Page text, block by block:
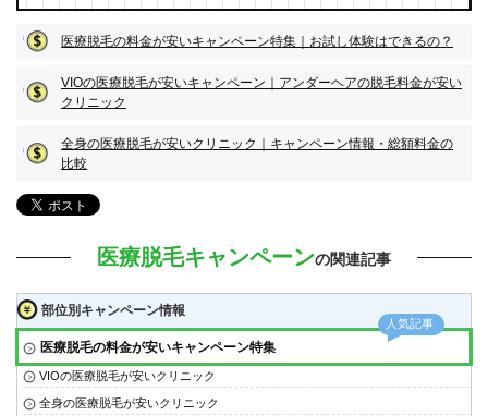
医療脱毛の料金が安いキャンペーン特集｜お試し体験はできるの？
VIOの医療脱毛が安いキャンペーン｜アンダーヘアの脱毛料金が安い
クリニック
全身の医療脱毛が安いクリニック｜キャンペーン情報・総額料金の
比較
医療脱毛キャンペーンの関連記事
部位別キャンペーン情報
医療脱毛の料金が安いキャンペーン特集
VIOの医療脱毛が安いクリニック
全身の医療脱毛が安いクリニック